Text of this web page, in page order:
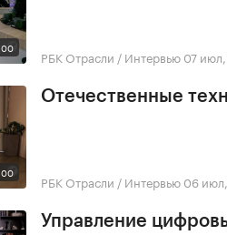
РБК Отрасли / Интервью 07
Отечественные
РБК Отрасли / Интервью 06
Управление